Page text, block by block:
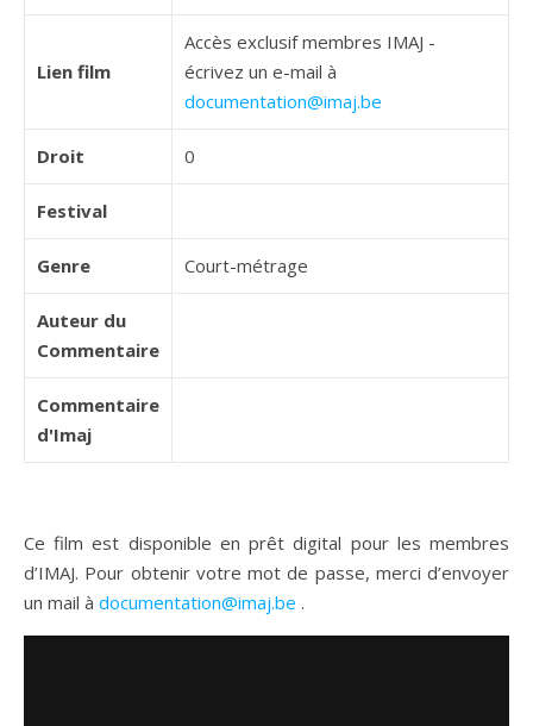
Lien film
Accès exclusif membres IMAJ -
écrivez un e-mail à
documentation@imaj.be
Droit 0
Festival
Genre Court-métrage
Auteur du
Commentaire
Commentaire
d'Imaj
Ce film est disponible en prêt digital pour les membres
d’IMAJ. Pour obtenir votre mot de passe, merci d’envoyer
un mail à documentation@imaj.be .